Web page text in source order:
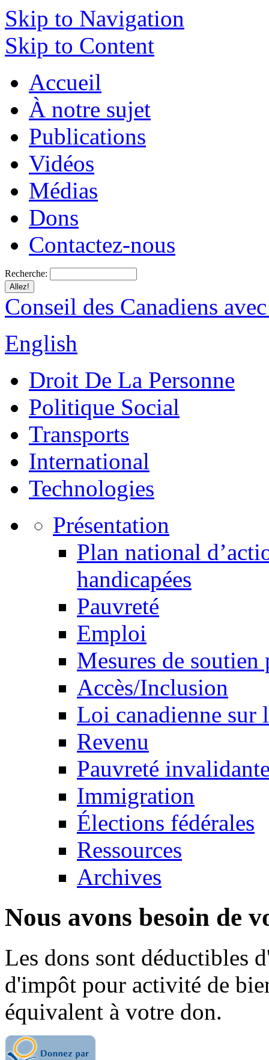
Skip to Navigation
Skip to Content
Accueil
À notre sujet
Publications
Vidéos
Médias
Dons
Contactez-nous
Recherche:
Conseil des Canadiens
English
Droit De La Personne
Politique Social
Transports
International
Technologies
Présentation
Plan national
handicapées
Pauvreté
Emploi
Mesures de soutien
Accès/Inclusion
Loi canadienne sur
Revenu
Pauvreté
Immigration
Élections fédérales
Ressources
Archives
Nous avons besoin de
Les dons sont déductibles
d'impôt pour activité de
équivalent à votre don.